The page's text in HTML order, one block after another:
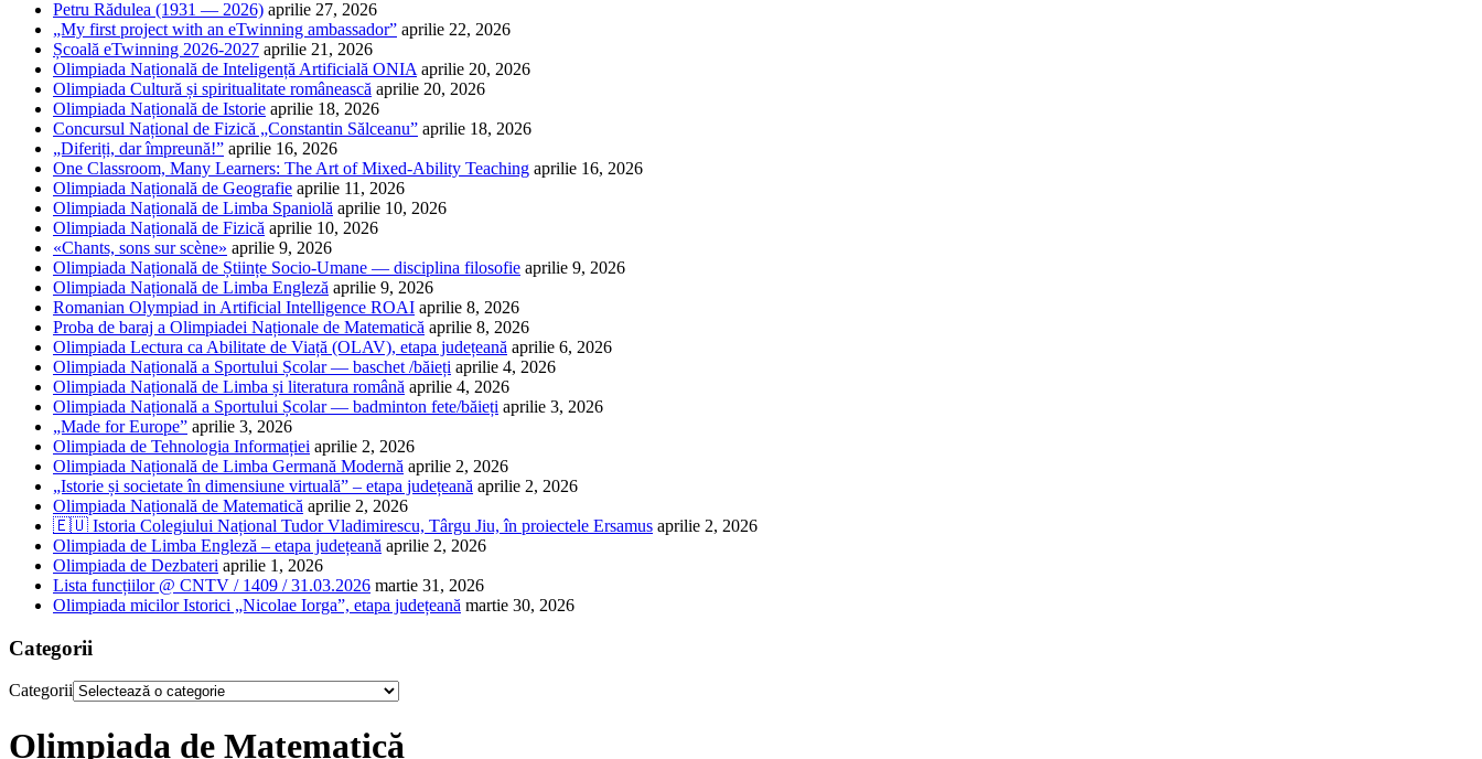
Petru Rădulea (1931 — 2026) aprilie 27, 2026
„My first project with an eTwinning ambassador” aprilie 22, 2026
Școală eTwinning 2026-2027 aprilie 21, 2026
Olimpiada Națională de Inteligență Artificială ONIA aprilie 20, 2026
Olimpiada Cultură și spiritualitate românească aprilie 20, 2026
Olimpiada Națională de Istorie aprilie 18, 2026
Concursul Național de Fizică „Constantin Sălceanu” aprilie 18, 2026
„Diferiți, dar împreună!” aprilie 16, 2026
One Classroom, Many Learners: The Art of Mixed-Ability Teaching aprilie 16, 2026
Olimpiada Națională de Geografie aprilie 11, 2026
Olimpiada Națională de Limba Spaniolă aprilie 10, 2026
Olimpiada Națională de Fizică aprilie 10, 2026
«Chants, sons sur scène» aprilie 9, 2026
Olimpiada Națională de Științe Socio-Umane — disciplina filosofie aprilie 9, 2026
Olimpiada Națională de Limba Engleză aprilie 9, 2026
Romanian Olympiad in Artificial Intelligence ROAI aprilie 8, 2026
Proba de baraj a Olimpiadei Naționale de Matematică aprilie 8, 2026
Olimpiada Lectura ca Abilitate de Viață (OLAV), etapa județeană aprilie 6, 2026
Olimpiada Națională a Sportului Școlar — baschet /băieți aprilie 4, 2026
Olimpiada Națională de Limba și literatura română aprilie 4, 2026
Olimpiada Națională a Sportului Școlar — badminton fete/băieți aprilie 3, 2026
„Made for Europe” aprilie 3, 2026
Olimpiada de Tehnologia Informației aprilie 2, 2026
Olimpiada Națională de Limba Germană Modernă aprilie 2, 2026
„Istorie și societate în dimensiune virtuală” – etapa județeană aprilie 2, 2026
Olimpiada Națională de Matematică aprilie 2, 2026
🇪🇺 Istoria Colegiului Național Tudor Vladimirescu, Târgu Jiu, în proiectele Ersamus aprilie 2, 2026
Olimpiada de Limba Engleză – etapa județeană aprilie 2, 2026
Olimpiada de Dezbateri aprilie 1, 2026
Lista funcțiilor @ CNTV / 1409 / 31.03.2026 martie 31, 2026
Olimpiada micilor Istorici „Nicolae Iorga”, etapa județeană martie 30, 2026
Categorii
Categorii
Olimpiada de Matematică